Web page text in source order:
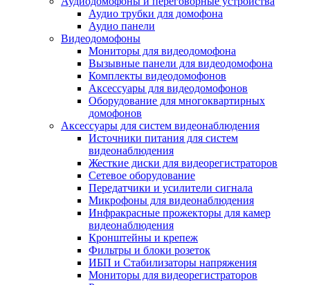
Аудио трубки для домофона
Аудио панели
Видеодомофоны
Мониторы для видеодомофона
Вызывные панели для видеодомофона
Комплекты видеодомофонов
Аксессуары для видеодомофонов
Оборудование для многоквартирных
домофонов
Аксессуары для систем видеонаблюдения
Источники питания для систем
видеонаблюдения
Жесткие диски для видеорегистраторов
Сетевое оборудование
Передатчики и усилители сигнала
Микрофоны для видеонаблюдения
Инфракрасные прожекторы для камер
видеонаблюдения
Кронштейны и крепеж
Фильтры и блоки розеток
ИБП и Стабилизаторы напряжения
Мониторы для видеорегистраторов